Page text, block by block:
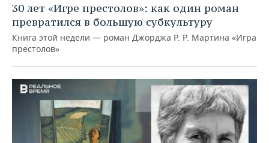
30 лет «Игре престолов»: как один роман
превратился в большую субкультуру
Книга этой недели — роман Джорджа Р. Р. Мартина «Игра
престолов»